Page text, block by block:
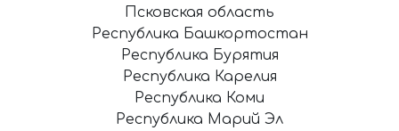
Псковская область
Республика Башкортостан
Республика Бурятия
Республика Карелия
Республика Коми
Республика Марий Эл